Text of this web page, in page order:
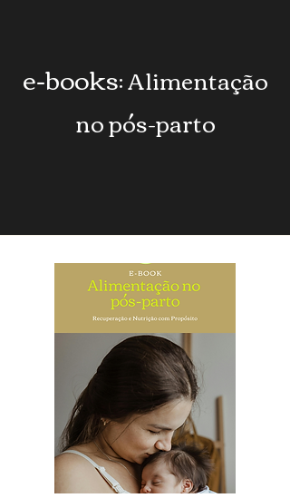
e-books: Alimentação
no pós-parto